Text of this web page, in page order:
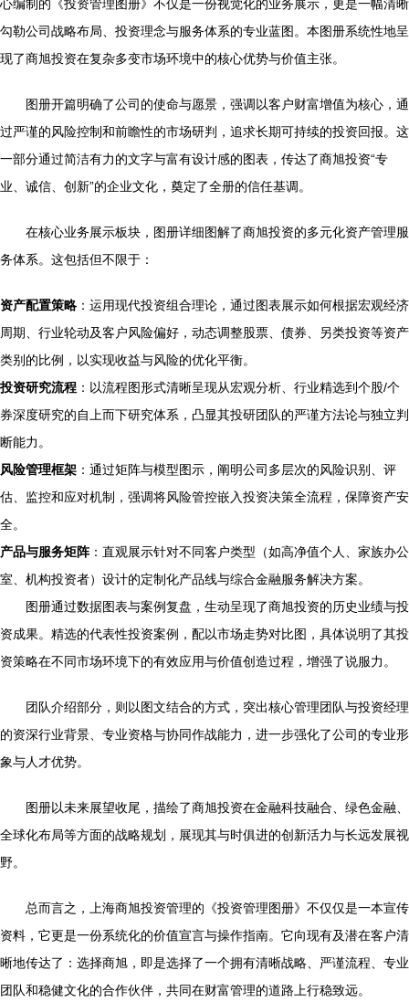
心编制的《投资管理图册》不仅是一份视觉化的业务展示，更是一幅清晰
勾勒公司战略布局、投资理念与服务体系的专业蓝图。本图册系统性地呈
现了商旭投资在复杂多变市场环境中的核心优势与价值主张。
图册开篇明确了公司的使命与愿景，强调以客户财富增值为核心，通
过严谨的风险控制和前瞻性的市场研判，追求长期可持续的投资回报。这
一部分通过简洁有力的文字与富有设计感的图表，传达了商旭投资“专
业、诚信、创新”的企业文化，奠定了全册的信任基调。
在核心业务展示板块，图册详细图解了商旭投资的多元化资产管理服
务体系。这包括但不限于：
资产配置策略 ：运用现代投资组合理论，通过图表展示如何根据宏观经济
周期、行业轮动及客户风险偏好，动态调整股票、债券、另类投资等资产
类别的比例，以实现收益与风险的优化平衡。
投资研究流程 ：以流程图形式清晰呈现从宏观分析、行业精选到个股/个
券深度研究的自上而下研究体系，凸显其投研团队的严谨方法论与独立判
断能力。
风险管理框架 ：通过矩阵与模型图示，阐明公司多层次的风险识别、评
估、监控和应对机制，强调将风险管控嵌入投资决策全流程，保障资产安
全。
产品与服务矩阵 ：直观展示针对不同客户类型（如高净值个人、家族办公
室、机构投资者）设计的定制化产品线与综合金融服务解决方案。
图册通过数据图表与案例复盘，生动呈现了商旭投资的历史业绩与投
资成果。精选的代表性投资案例，配以市场走势对比图，具体说明了其投
资策略在不同市场环境下的有效应用与价值创造过程，增强了说服力。
团队介绍部分，则以图文结合的方式，突出核心管理团队与投资经理
的资深行业背景、专业资格与协同作战能力，进一步强化了公司的专业形
象与人才优势。
图册以未来展望收尾，描绘了商旭投资在金融科技融合、绿色金融、
全球化布局等方面的战略规划，展现其与时俱进的创新活力与长远发展视
野。
总而言之，上海商旭投资管理的《投资管理图册》不仅仅是一本宣传
资料，它更是一份系统化的价值宣言与操作指南。它向现有及潜在客户清
晰地传达了：选择商旭，即是选择了一个拥有清晰战略、严谨流程、专业
团队和稳健文化的合作伙伴，共同在财富管理的道路上行稳致远。